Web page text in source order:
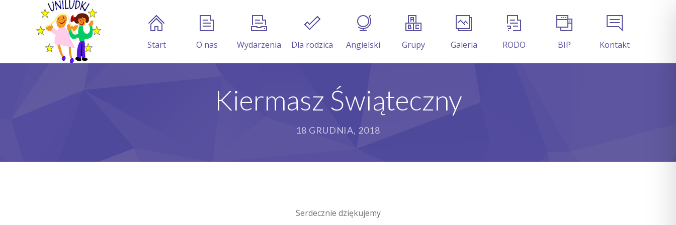
Start O nas Wydarzenia Dla rodzica Angielski Grupy Galeria RODO BIP Kontakt
Kiermasz Świąteczny
18 GRUDNIA, 2018
Serdecznie dziękujemy